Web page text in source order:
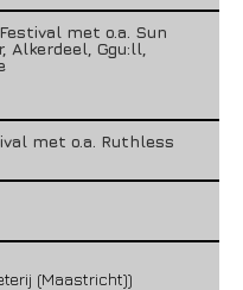
Festival met o.a. Sun
Alkerdeel, Ggu:ll,
met o.a. Ruthless
(Maastricht))